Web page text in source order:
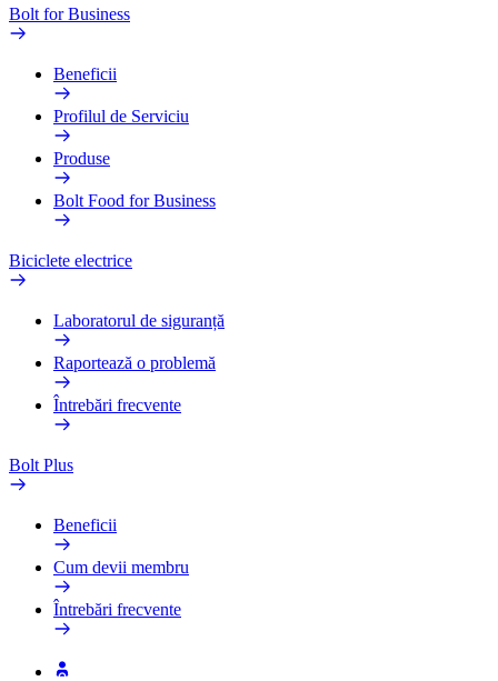
Bolt for Business
Beneficii
Profilul de Serviciu
Produse
Bolt Food for Business
Biciclete electrice
Laboratorul de siguranță
Raportează o problemă
Întrebări frecvente
Bolt Plus
Beneficii
Cum devii membru
Întrebări frecvente